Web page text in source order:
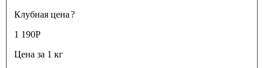
Клубная цена?
1 190Р
Цена за 1 кг